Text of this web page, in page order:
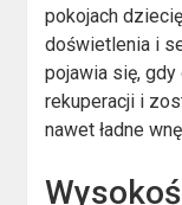
pokojach
doświetlenia i
pojawia się,
rekuperacji i
nawet ładne